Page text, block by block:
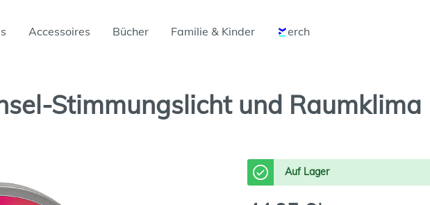
Accessoires Bücher Familie & Kinder erch
Stimmungslicht und Raumklima
Auf Lager